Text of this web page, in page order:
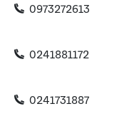
0973272613
0241881172
0241731887